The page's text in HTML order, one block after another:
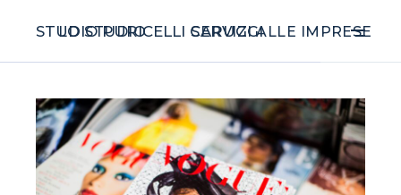
STUDIO PURICELLI CARUGGI
LO STUDIO SERVIZI ALLE IMPRESE